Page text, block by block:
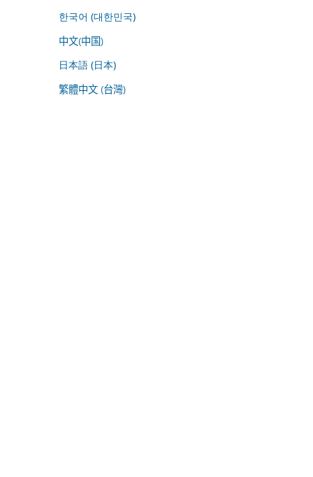
한국어 (대한민국)
中文(中国)
日本語 (日本)
繁體中文 (台灣)